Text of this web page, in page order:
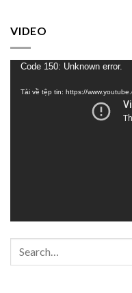
VIDEO
Trình
Code 150: Unknown error.
Tải về tệp tin: https://